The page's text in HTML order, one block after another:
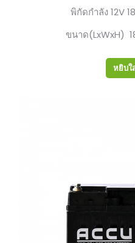
พิกัดกำลัง 12V
ขนาด(LxWxH)
หยิบใ